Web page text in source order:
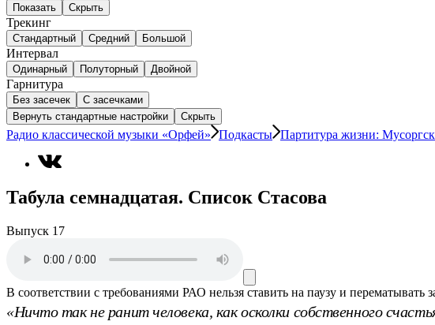
Показать Скрыть
Трекинг
Стандартный Средний Большой
Интервал
Одинарный Полуторный Двойной
Гарнитура
Без засечек
С засечками
Вернуть стандартные настройки
Скрыть
Радио классической музыки «Орфей» Подкасты Партитура жизни:
Табула семнадцатая. Список Стасова
Выпуск 17
В соответствии с требованиями РАО нельзя ставить на паузу и перематывать
«Ничто так не ранит человека, как осколки собственного